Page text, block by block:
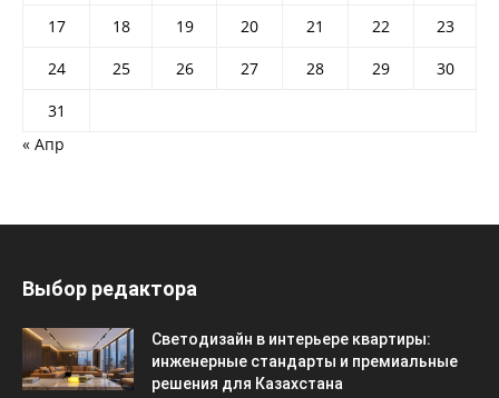
17
18 19 20 21 22
23
24
25 26 27 28 29
30
31
« Апр
Выбор редактора
Светодизайн в интерьере квартиры:
инженерные стандарты и премиальные
решения для Казахстана